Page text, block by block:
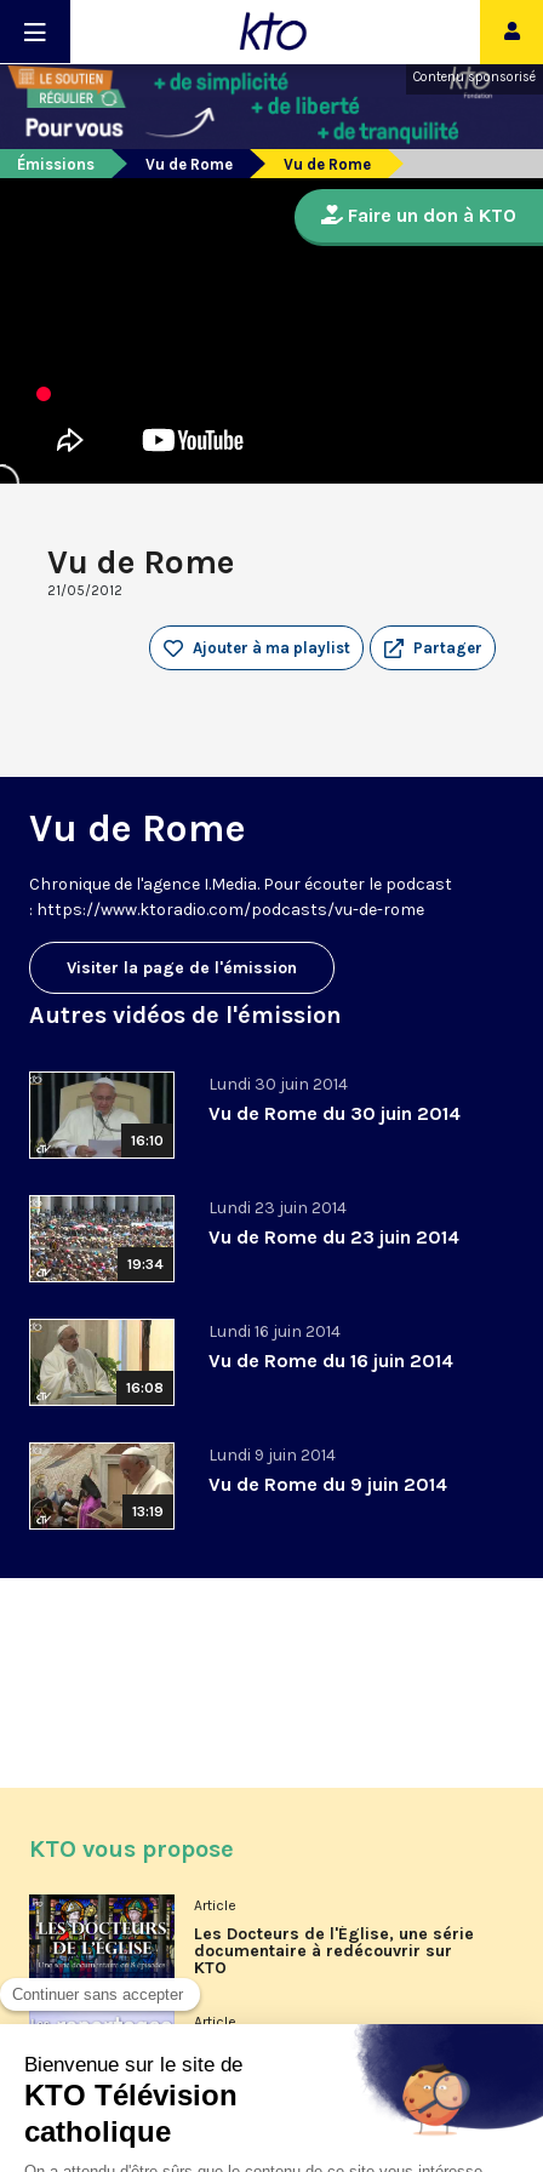
Contenu sponsorisé
Émissions Vu de Rome Vu de Rome
Vu de Rome
21/05/2012
Partager
Ajouter à ma playlist
Vu de Rome
Chronique de l'agence I.Media. Pour écouter le podcast
: https://www.ktoradio.com/podcasts/vu-de-rome
Visiter la page de l'émission
Autres vidéos de l'émission
16:10
Lundi 30 juin 2014
Vu de Rome du 30 juin 2014
19:34
Lundi 23 juin 2014
Vu de Rome du 23 juin 2014
16:08
Lundi 16 juin 2014
Vu de Rome du 16 juin 2014
13:19
Lundi 9 juin 2014
Vu de Rome du 9 juin 2014
Faire un don à KTO
KTO vous propose
Article
Les Docteurs de l'Église, une série
documentaire à redécouvrir sur
KTO
Article
Les reportages d'été 2026 de KTO
La visite pastorale du pape Léon